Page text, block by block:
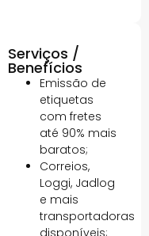
Serviços /
Benefícios
Emissão de
etiquetas
com fretes
até 90% mais
baratos;
Correios,
Loggi, Jadlog
e mais
transportadoras